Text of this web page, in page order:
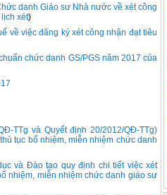
danh Giáo sư Nhà nước về xét công
xét)
về việc đăng ký xét công nhận đạt tiêu
chức danh GS/PGS năm 2017 của
TTg và Quyết định 20/2012/QĐ-TTg)
tục bổ nhiệm, miễn nhiệm chức danh
và Đào tạo quy định chi tiết việc xét
nhiệm, miễn nhiệm chức danh giáo sư